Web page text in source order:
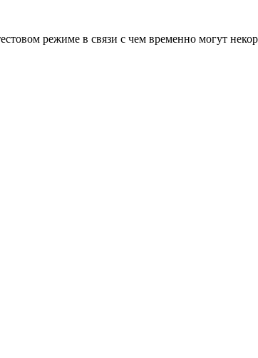
режиме в связи с чем временно могут